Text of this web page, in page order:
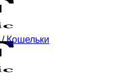
/ Кошельки